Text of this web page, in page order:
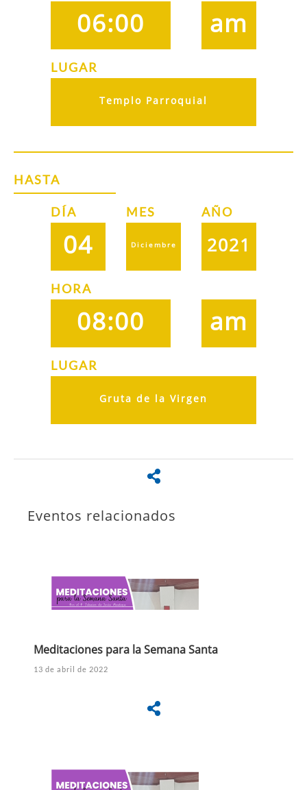
06:00 am
LUGAR
Templo Parroquial
HASTA
DÍA
04
MES
Diciembre
AÑO
2021
HORA
08:00 am
LUGAR
Gruta de la Virgen
Eventos relacionados
Meditaciones para la Semana Santa
13 de abril de 2022